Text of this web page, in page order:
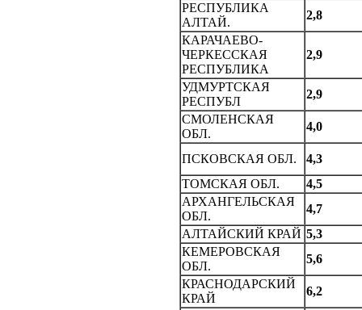
РЕСПУБЛИКА
АЛТАЙ.
2,8
КАРАЧАЕВО-
ЧЕРКЕССКАЯ
PECПУБЛИКА
2,9
УДМУРTСКАЯ
РЕСПУБЛ
2,9
СМОЛЕHСКАЯ
ОБЛ.
4,0
ПСКОВСКАЯ ОБЛ.
4,3
ТОМСКАЯ ОБЛ.
4,5
АРХАHГЕЛЬСКАЯ
ОБЛ.
4,7
АЛТАЙСКИЙ КРАЙ 5,3
КЕМЕРОВСКАЯ
ОБЛ.
5,6
КРАСHОДАРСКИЙ
КРАЙ
6,2